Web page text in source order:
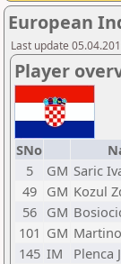
European
Last update
Player
SNo
5
GM Saric
49 GM Kozul
56 GM
101 GM
145 IM Plenca